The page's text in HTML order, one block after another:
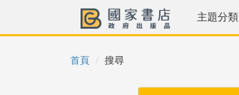
主題分類
首頁 搜尋